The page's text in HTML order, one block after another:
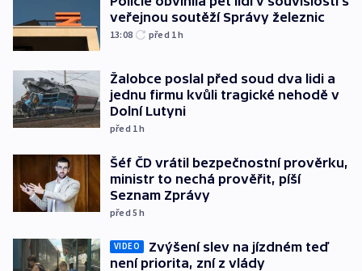
veřejnou soutěží Správy železnic
13:08 před 1h
Žalobce poslal před soud dva lidi a
jednu firmu kvůli tragické nehodě v
Dolní Lutyni
před 1h
Šéf ČD vrátil bezpečnostní prověrku,
ministr to nechá prověřit, píší
Seznam Zprávy
před 5h
VIDEO
Zvýšení slev na jízdném teď
není priorita, zní z vlády